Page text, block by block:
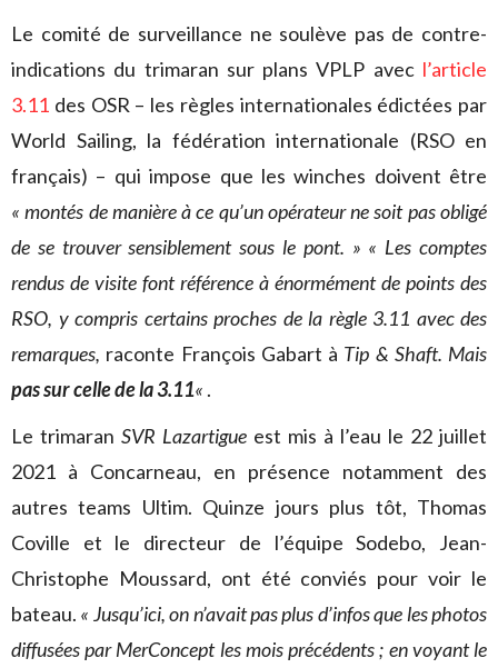
Le comité de surveillance ne soulève pas de contre-
indications du trimaran sur plans VPLP avec l’article
3.11 des OSR – les règles internationales édictées par
World Sailing, la fédération internationale (RSO en
français) – qui impose que les winches doivent être
« montés de manière à ce qu’un opérateur ne soit pas obligé
de se trouver sensiblement sous le pont. » « Les comptes
rendus de visite font référence à énormément de points des
RSO, y compris certains proches de la règle 3.11 avec des
remarques, raconte François Gabart à Tip & Shaft. Mais
pas sur celle de la 3.11« .
Le trimaran SVR Lazartigue est mis à l’eau le 22 juillet
2021 à Concarneau, en présence notamment des
autres teams Ultim. Quinze jours plus tôt, Thomas
Coville et le directeur de l’équipe Sodebo, Jean-
Christophe Moussard, ont été conviés pour voir le
bateau. « Jusqu’ici, on n’avait pas plus d’infos que les photos
diffusées par MerConcept les mois précédents ; en voyant le